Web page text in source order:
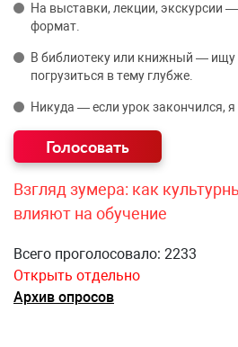
На выставки, лекции, экскурсии
формат.
В библиотеку или книжный — ищу
погрузиться в тему глубже.
Никуда — если урок закончился,
Взгляд зумера: как
влияют на обучение
Всего проголосовало: 2233
Открыть отдельно
Архив опросов